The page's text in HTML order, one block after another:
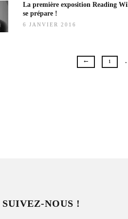
La première exposition Reading
se prépare !
6 JANVIER 2016
1
SUIVEZ-NOUS !